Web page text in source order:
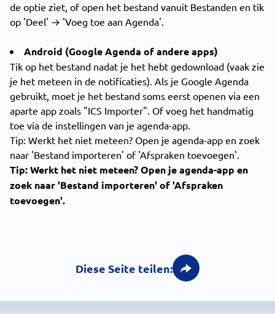
de optie ziet, of open het bestand vanuit Bestanden en tik
op 'Deel' → 'Voeg toe aan Agenda'.
Android (Google Agenda of andere apps)
Tik op het bestand nadat je het hebt gedownload (vaak zie
je het meteen in de notificaties). Als je Google Agenda
gebruikt, moet je het bestand soms eerst openen via een
aparte app zoals "ICS Importer". Of voeg het handmatig
toe via de instellingen van je agenda-app.
Tip: Werkt het niet meteen? Open je agenda-app en zoek
naar 'Bestand importeren' of 'Afspraken toevoegen'.
Tip: Werkt het niet meteen? Open je agenda-app en
zoek naar 'Bestand importeren' of 'Afspraken
toevoegen'.
Diese Seite teilen: